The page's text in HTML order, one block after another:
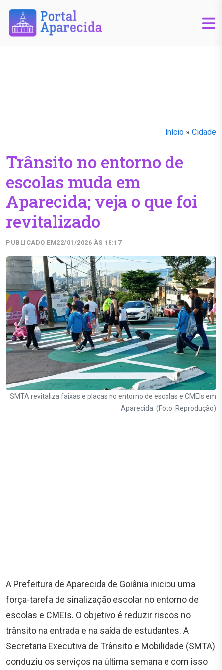
Início » Cidade
Trânsito no entorno de
escolas muda em
Aparecida; veja o que foi
revitalizado
PUBLICADO EM22/01/2026 ÀS 18:17
SMTA revitaliza faixas e placas no entorno de escolas e CMEIs em
Aparecida. (Foto: Reprodução)
A Prefeitura de Aparecida de Goiânia iniciou uma
força-tarefa de sinalização escolar no entorno de
escolas e CMEIs. O objetivo é reduzir riscos no
trânsito na entrada e na saída de estudantes. A
Secretaria Executiva de Trânsito e Mobilidade (SMTA)
conduziu os serviços na última semana e com isso